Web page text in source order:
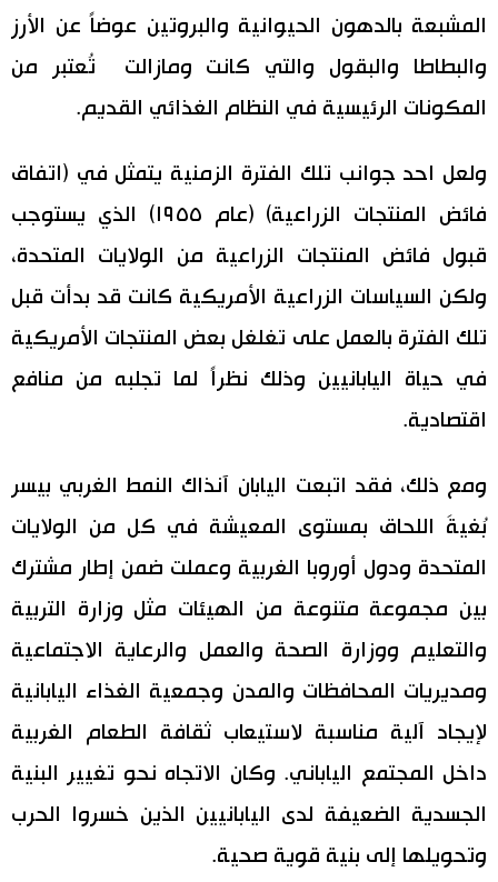
المشبعة بالدهون الحيوانية والبروتين عوضاً عن الأرز
والبطاطا والبقول والتي كانت ومازالت تُعتبر من
المكونات الرئيسية في النظام الغذائي القديم.
ولعل احد جوانب تلك الفترة الزمنية يتمثل في (اتفاق
فائض المنتجات الزراعية) (عام ١٩٥٥) الذي يستوجب
قبول فائض المنتجات الزراعية من الولايات المتحدة،
ولكن السياسات الزراعية الأمريكية كانت قد بدأت قبل
تلك الفترة بالعمل على تغلغل بعض المنتجات الأمريكية
في حياة اليابانيين وذلك نظراً لما تجلبه من منافع
اقتصادية.
ومع ذلك، فقد اتبعت اليابان آنذاك النمط الغربي بيسر
بُغيةَ اللحاق بمستوى المعيشة في كل من الولايات
المتحدة ودول أوروبا الغربية وعملت ضمن إطار مشترك
بين مجموعة متنوعة من الهيئات مثل وزارة التربية
والتعليم ووزارة الصحة والعمل والرعاية الاجتماعية
ومديريات المحافظات والمدن وجمعية الغذاء اليابانية
لإيجاد آلية مناسبة لاستيعاب ثقافة الطعام الغربية
داخل المجتمع الياباني. وكان الاتجاه نحو تغيير البنية
الجسدية الضعيفة لدى اليابانيين الذين خسروا الحرب
وتحويلها إلى بنية قوية صحية.